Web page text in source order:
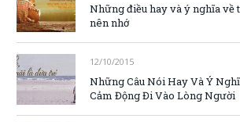
Những điều hay và ý nghĩa về
nên nhớ
12/10/2015
Những Câu Nói Hay Và Ý
Cảm Động Đi Vào Lòng Người